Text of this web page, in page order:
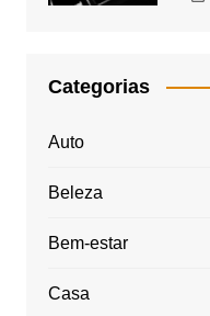
Categorias
Auto
Beleza
Bem-estar
Casa